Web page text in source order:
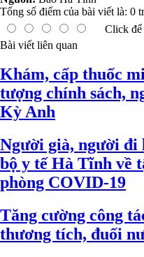
Tổng số điểm của bài viết là: 0
Click để
Bài viết liên quan
Khám, cấp thuốc
tượng chính sách,
Kỳ Anh
Người già, người đi
bộ y tế Hà Tĩnh về
phòng COVID-19
Tăng cường công
thương tích, đuối